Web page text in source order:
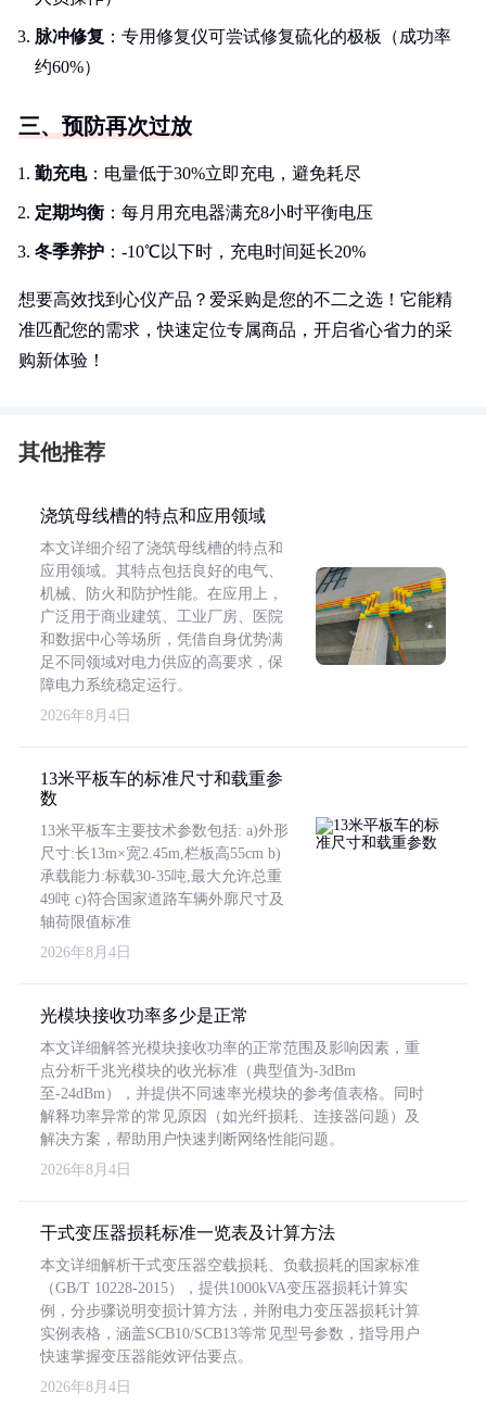
脉冲修复 ：专用修复仪可尝试修复硫化的极板（成功率
约60%）
三、预防再次过放
勤充电：电量低于30%立即充电，避免耗尽
定期均衡 ：每月用充电器满充8小时平衡电压
冬季养护 ：-10℃以下时，充电时间延长20%
想要高效找到心仪产品？爱采购是您的不二之选！它能精
准匹配您的需求，快速定位专属商品，开启省心省力的采
购新体验！
其他推荐
浇筑母线槽的特点和应用领域
本文详细介绍了浇筑母线槽的特点和
应用领域。其特点包括良好的电气、
机械、防火和防护性能。在应用上，
广泛用于商业建筑、工业厂房、医院
和数据中心等场所，凭借自身优势满
足不同领域对电力供应的高要求，保
障电力系统稳定运行。
2026年8月4日
13米平板车的标准尺寸和载重参
数
13米平板车主要技术参数包括: a)外形
尺寸:长13m×宽2.45m,栏板高55cm b)
承载能力:标载30-35吨,最大允许总重
49吨 c)符合国家道路车辆外廓尺寸及
轴荷限值标准
2026年8月4日
光模块接收功率多少是正常
本文详细解答光模块接收功率的正常范围及影响因素，重
点分析千兆光模块的收光标准（典型值为-3dBm
至-24dBm），并提供不同速率光模块的参考值表格。同时
解释功率异常的常见原因（如光纤损耗、连接器问题）及
解决方案，帮助用户快速判断网络性能问题。
2026年8月4日
干式变压器损耗标准一览表及计算方法
本文详细解析干式变压器空载损耗、负载损耗的国家标准
（GB/T 10228-2015），提供1000kVA变压器损耗计算实
例，分步骤说明变损计算方法，并附电力变压器损耗计算
实例表格，涵盖SCB10/SCB13等常见型号参数，指导用户
快速掌握变压器能效评估要点。
2026年8月4日